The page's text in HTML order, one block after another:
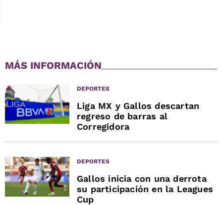
MÁS INFORMACIÓN
DEPORTES
Liga MX y Gallos descartan
regreso de barras al
Corregidora
DEPORTES
Gallos inicia con una derrota
su participación en la Leagues
Cup